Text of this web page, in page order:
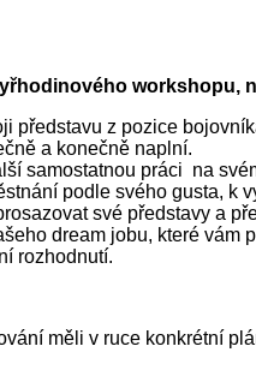
workshopu,
představu z pozice
a konečně naplní.
samostatnou práci na
podle svého gusta, k
své představy a
dream jobu, které vám
rozhodnutí.
měli v ruce konkrétní